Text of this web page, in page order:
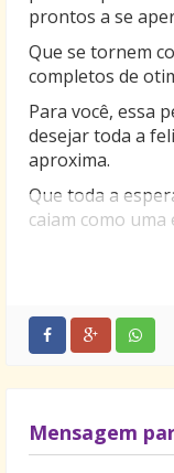
prontos a se
Que se tornem
completos de
Para você, essa
desejar toda a
aproxima.
Que toda a
caiam como
Desejamos do
Mensagem